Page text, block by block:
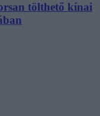
tölthető kínai